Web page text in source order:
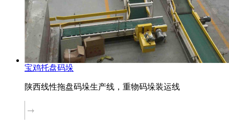
宝鸡托盘码垛
陕西线性拖盘码垛生产线，重物码垛装运线